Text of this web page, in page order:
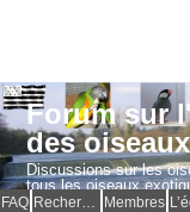
Forum sur
des oiseaux
Discussions sur les
tous les oiseaux
Questions, photos,
FAQ Membres